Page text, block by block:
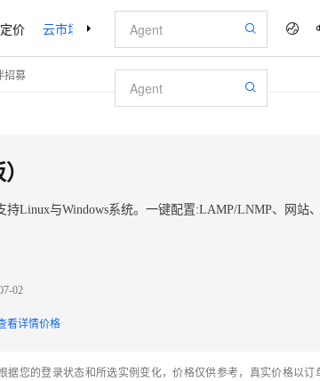
定价 云市场 合作伙伴 了解阿里云
招募
Linux与Windows系统。一键配置:LAMP/LNMP、网站
02
看详情价格
您的登录状态和所选实例变化，价格仅供参考，真实价格以订